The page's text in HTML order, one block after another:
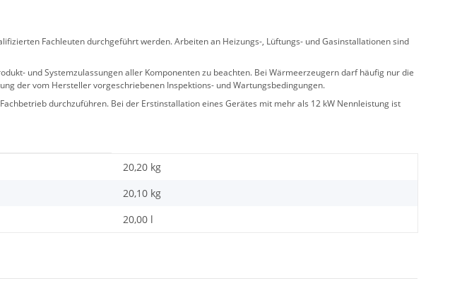
Fachleuten durchgeführt werden. Arbeiten an Heizungs-, Lüftungs- und Gasinstallationen sind
und Systemzulassungen aller Komponenten zu beachten. Bei Wärmeerzeugern darf häufig nur die
der vom Hersteller vorgeschriebenen Inspektions- und Wartungsbedingungen.
durchzuführen. Bei der Erstinstallation eines Gerätes mit mehr als 12 kW Nennleistung ist
20,20 kg
20,10 kg
20,00 l